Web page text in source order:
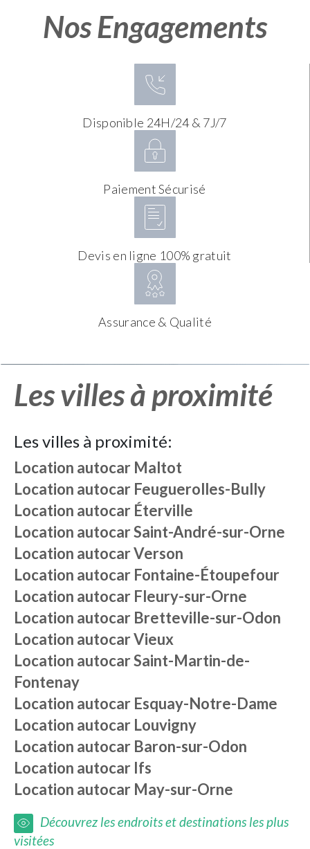
Nos Engagements
Disponible 24H/24 & 7J/7
Paiement Sécurisé
Devis en ligne 100% gratuit
Assurance & Qualité
Les villes à proximité
Les villes à proximité:
Location autocar Maltot
Location autocar Feuguerolles-Bully
Location autocar Éterville
Location autocarSaint-André-sur-Orne
Location autocarVerson
Location autocar Fontaine-Étoupefour
Location autocar Fleury-sur-Orne
Location autocar Bretteville-sur-Odon
Location autocarVieux
Location autocarSaint-Martin-de-
Fontenay
Location autocar Esquay-Notre-Dame
Location autocar Louvigny
Location autocar Baron-sur-Odon
Location autocar Ifs
Location autocar May-sur-Orne
Découvrez les endroits et destinations les plus
visitées